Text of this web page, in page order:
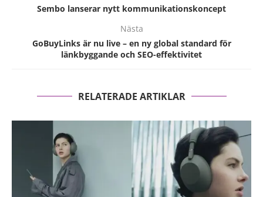
Sembo lanserar nytt kommunikationskoncept
Nästa
GoBuyLinks är nu live – en ny global standard för
länkbyggande och SEO-effektivitet
RELATERADE ARTIKLAR